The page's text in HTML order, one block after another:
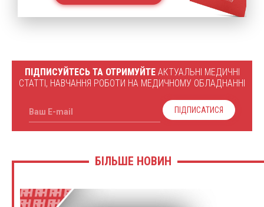
ПІДПИСУЙТЕСЬ ТА ОТРИМУЙТЕАКТУАЛЬНІ МЕДИЧНІ
СТАТТІ, НАВЧАННЯ РОБОТИ НА МЕДИЧНОМУ ОБЛАДНАННІ
Ваш E-mail ПІДПИСАТИСЯ
БІЛЬШЕ НОВИН